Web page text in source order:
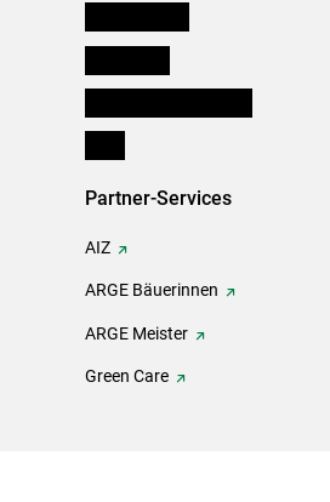
Partner-Services
AIZ
ARGE Bäuerinnen
ARGE Meister
Green Care